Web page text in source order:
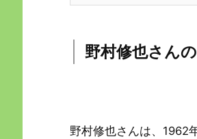
野村修也さん
野村修也さんは、1962